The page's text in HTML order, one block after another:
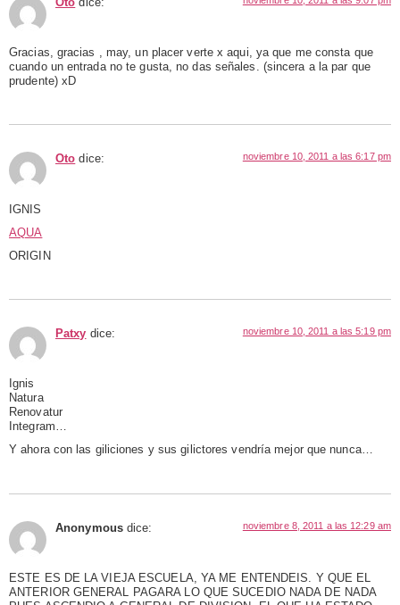
Oto dice:
Gracias, gracias , may, un placer verte x aqui, ya que me consta que
cuando un entrada no te gusta, no das señales. (sincera a la par que
prudente) xD
Oto dice: noviembre 10, 2011 a las 6:17 pm
IGNIS
AQUA
ORIGIN
Patxy dice: noviembre 10, 2011 a las 5:19 pm
Ignis
Natura
Renovatur
Integram…
Y ahora con las giliciones y sus gilictores vendría mejor que nunca…
Anonymous dice: noviembre 8, 2011 a las 12:29 am
ESTE ES DE LA VIEJA ESCUELA, YA ME ENTENDEIS. Y QUE EL
ANTERIOR GENERAL PAGARA LO QUE SUCEDIO NADA DE NADA